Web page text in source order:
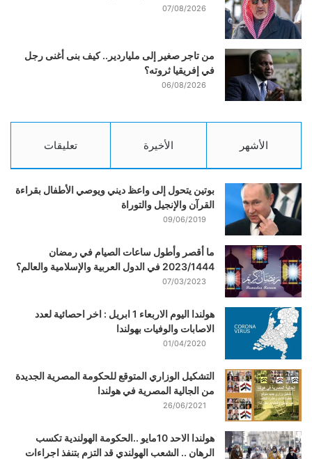
07/08/2026
من تاجر صغير إلى ملياردير.. كيف بنى أغنى رجل
في إفريقيا ثروته؟
06/08/2026
الأشهر الأخيرة تعليقات
بوتين يتحول إلى واعظ ديني ويوصي الأطفال بقراءة
القرآن والإنجيل والتوراة
09/06/2019
ما أقصر وأطول ساعات الصيام في رمضان
2023/1444 في الدول العربية والإسلامية والعالم؟
07/03/2023
هولندا اليوم الاربعاء 1 ابريل : اخر احصائية لعدد
الاصابات والوفيات بهولندا
01/04/2020
التشكيل الوزاري المتوقع للحكومة المصرية الجديدة
من الجالية المصرية في هولندا
26/06/2021
هولندا الاحد 10مايو ..الحكومة الهولندية تكسب
الرهان .. الشعب الهولندي قد التزم بتنفذ اجراءات